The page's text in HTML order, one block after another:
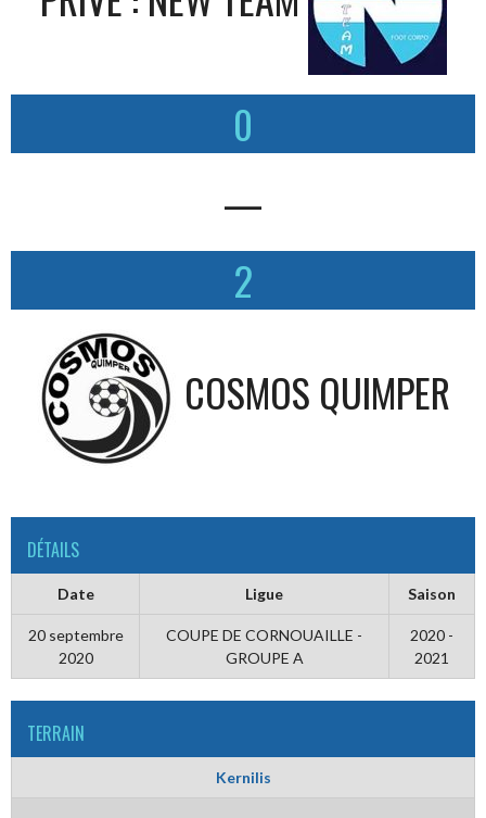
0
—
2
COSMOS QUIMPER
DÉTAILS
Date Ligue Saison
20 septembre
2020
COUPE DE CORNOUAILLE -
GROUPE A
2020 -
2021
TERRAIN
Kernilis